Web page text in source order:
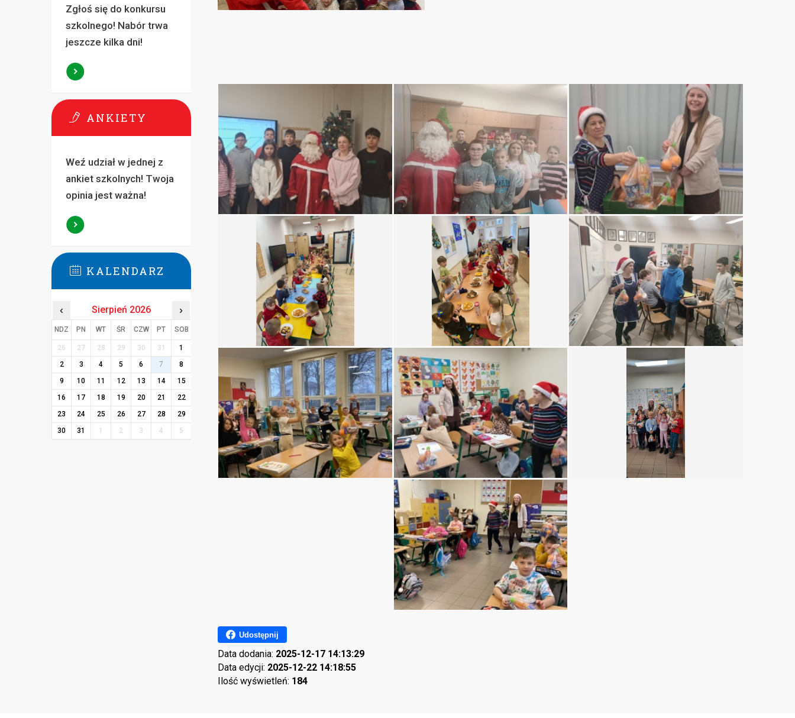
Udostępnij
Data dodania: 2025-12-17 14:13:29
Data edycji: 2025-12-22 14:18:55
Ilość wyświetleń: 184
Zgłoś się do konkursu
szkolnego! Nabór trwa
jeszcze kilka dni!
ANKIETY
Weź udział w jednej z
ankiet szkolnych! Twoja
opinia jest ważna!
KALENDARZ
‹ Sierpień 2026 ›
NDZ PN WT ŚR CZW PT SOB
26 27 28 29 30 31
1
2
3 4 5 6 7
8
9
10 11 12 13 14
15
16
17 18 19 20 21
22
23
24 25 26 27 28
29
30
31 1 2 3 4 5